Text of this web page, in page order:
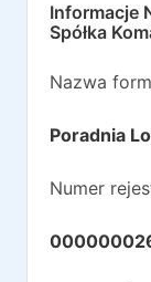
Informacje
Spółka
Nazwa
Poradnia
Numer